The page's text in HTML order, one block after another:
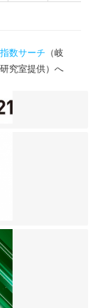
数サーチ （岐
究室提供）へ